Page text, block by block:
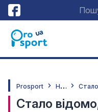
Prosport Н
овини
Стало